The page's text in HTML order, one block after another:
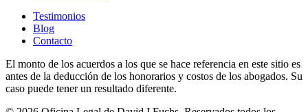
Testimonios
Blog
Contacto
El monto de los acuerdos a los que se hace referencia en este sitio es
antes de la deducción de los honorarios y costos de los abogados. Su
caso puede tener un resultado diferente.